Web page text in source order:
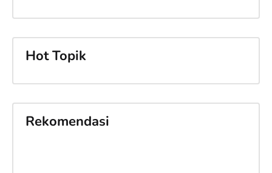
Hot Topik
Rekomendasi